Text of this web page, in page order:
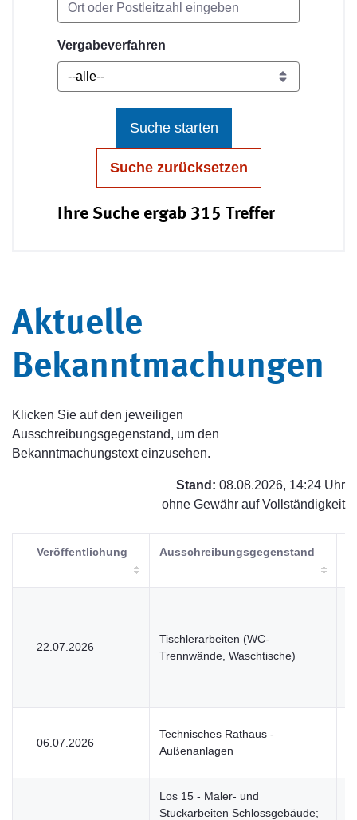
Vergabeverfahren
Suche starten
Suche zurücksetzen
Ihre Suche ergab 315 Treffer
Aktuelle
Bekanntmachungen
Klicken Sie auf den jeweiligen
Ausschreibungsgegenstand, um den
Bekanntmachungstext einzusehen.
Stand: 08.08.2026, 14:24 Uhr
ohne Gewähr auf Vollständigkeit
Veröffentlichung Ausschreibungsgegenstand
22.07.2026
Tischlerarbeiten (WC-
Trennwände, Waschtische)
06.07.2026
Technisches Rathaus -
Außenanlagen
Los 15 - Maler- und
Stuckarbeiten Schlossgebäude;